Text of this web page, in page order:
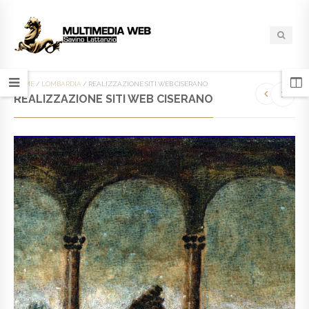
HOME / LOMBARDIA / REALIZZAZIONE SITI WEB CISERANO
REALIZZAZIONE SITI WEB CISERANO